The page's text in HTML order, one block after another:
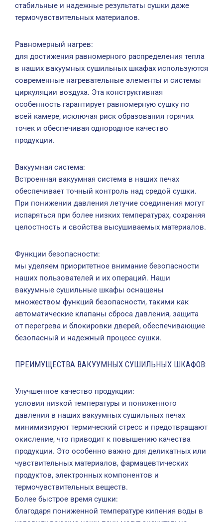
стабильные и надежные результаты сушки даже
термочувствительных материалов.
Равномерный нагрев:
для достижения равномерного распределения тепла
в наших вакуумных сушильных шкафах используются
современные нагревательные элементы и системы
циркуляции воздуха. Эта конструктивная
особенность гарантирует равномерную сушку по
всей камере, исключая риск образования горячих
точек и обеспечивая однородное качество
продукции.
Вакуумная система:
Встроенная вакуумная система в наших печах
обеспечивает точный контроль над средой сушки.
При понижении давления летучие соединения могут
испаряться при более низких температурах, сохраняя
целостность и свойства высушиваемых материалов.
Функции безопасности:
мы уделяем приоритетное внимание безопасности
наших пользователей и их операций. Наши
вакуумные сушильные шкафы оснащены
множеством функций безопасности, такими как
автоматические клапаны сброса давления, защита
от перегрева и блокировки дверей, обеспечивающие
безопасный и надежный процесс сушки.
ПРЕИМУЩЕСТВА ВАКУУМНЫХ СУШИЛЬНЫХ ШКАФОВ:
Улучшенное качество продукции:
условия низкой температуры и пониженного
давления в наших вакуумных сушильных печах
минимизируют термический стресс и предотвращают
окисление, что приводит к повышению качества
продукции. Это особенно важно для деликатных или
чувствительных материалов, фармацевтических
продуктов, электронных компонентов и
термочувствительных веществ.
Более быстрое время сушки:
благодаря пониженной температуре кипения воды в